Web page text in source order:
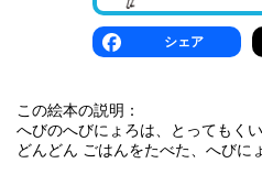
シェア
この絵本の説明：
へびのへびにょろは、とってもくい
どんどん ごはんをたべた、へびに